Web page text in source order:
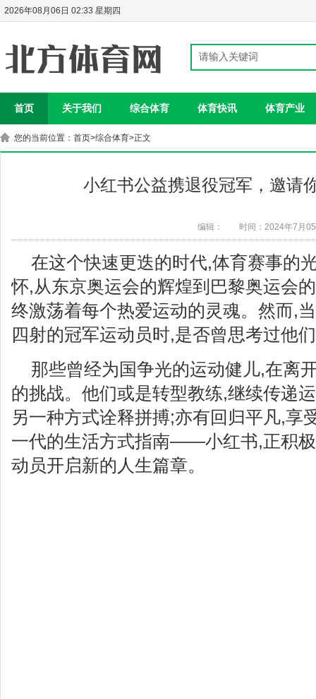
2026年08月06日 02:33 星期四
首页 关于我们 综合体育 体育快讯 体育产业
您的当前位置： 首页>综合体育>正文
小红书公益携退役冠军，邀请
编辑： 时间：2024年7月
在这个快速更迭的时代,体育赛事的
怀,从东京奥运会的辉煌到巴黎奥运会
终激荡着每个热爱运动的灵魂。然而,
四射的冠军运动员时,是否曾思考过他
那些曾经为国争光的运动健儿,在离
的挑战。他们或是转型教练,继续传递
另一种方式诠释拼搏;亦有回归平凡,享
一代的生活方式指南——小红书,正积
动员开启新的人生篇章。